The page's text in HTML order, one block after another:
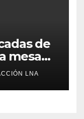
de
mesa
delLNA